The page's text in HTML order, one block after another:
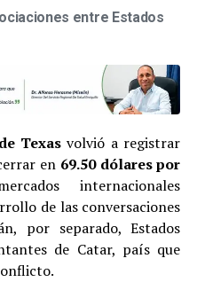
entre Estados
Texasvolvió a registrar
en 69.50 dólares por
internacionales
de las conversaciones
por separado, Estados
de Catar, país que